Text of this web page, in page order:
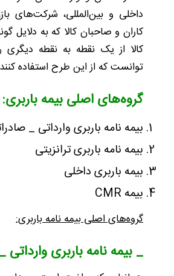
داخلی و بین‌المللی، شرکت‌های
کاران و صاحبان کالا که به دلایل
کالا از یک نقطه به نقطه دیگری
توانست که از این طرح استفاده
گروه‌های اصلی بیمه‌ باربری:
بیمه نامه باربری وارداتی _
بیمه نامه باربری ترانزیتی
بیمه باربری داخلی
بیمه CMR
گروه‌های اصلی بیمه نامه باربری:
_ بیمه نامه باربری